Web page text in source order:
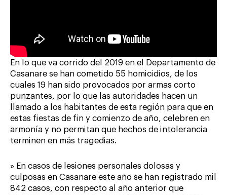
En lo que va corrido del 2019 en el Departamento de
Casanare se han cometido 55 homicidios, de los
cuales 19 han sido provocados por armas corto
punzantes, por lo que las autoridades hacen un
llamado a los habitantes de esta región para que en
estas fiestas de fin y comienzo de año, celebren en
armonía y no permitan que hechos de intolerancia
terminen en más tragedias.
» En casos de lesiones personales dolosas y
culposas en Casanare este año se han registrado mil
842 casos, con respecto al año anterior que